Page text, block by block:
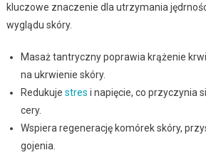
kluczowe znaczenie dla utrzymania
wyglądu skóry.
Masaż tantryczny poprawia krążenie
na ukrwienie skóry.
Redukuje stres i napięcie, co przyczynia
cery.
Wspiera regenerację komórek skóry,
gojenia.